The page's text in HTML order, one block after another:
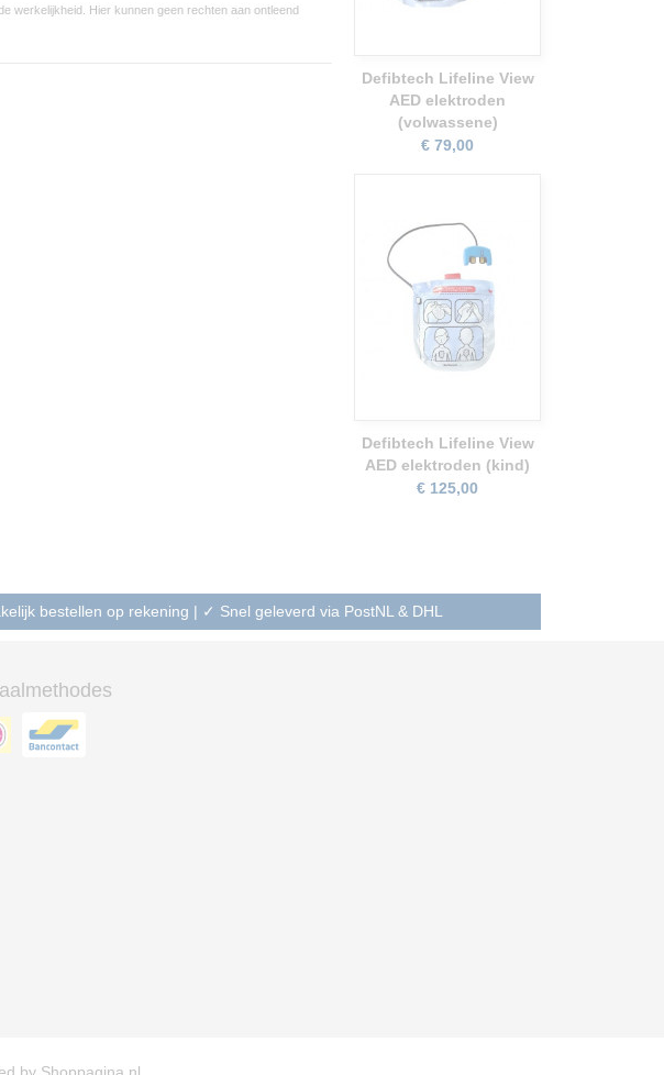
werkelijkheid. Hier kunnen geen rechten aan ontleend
Defibtech Lifeline View
AED elektroden
(volwassene)
€ 79,00
Defibtech Lifeline View
AED elektroden (kind)
€ 125,00
bestellen op rekening | ✓ Snel geleverd via PostNL & DHL